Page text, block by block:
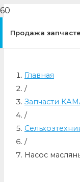
Продажа
Главная
/
Запчасти
/
/
Насос